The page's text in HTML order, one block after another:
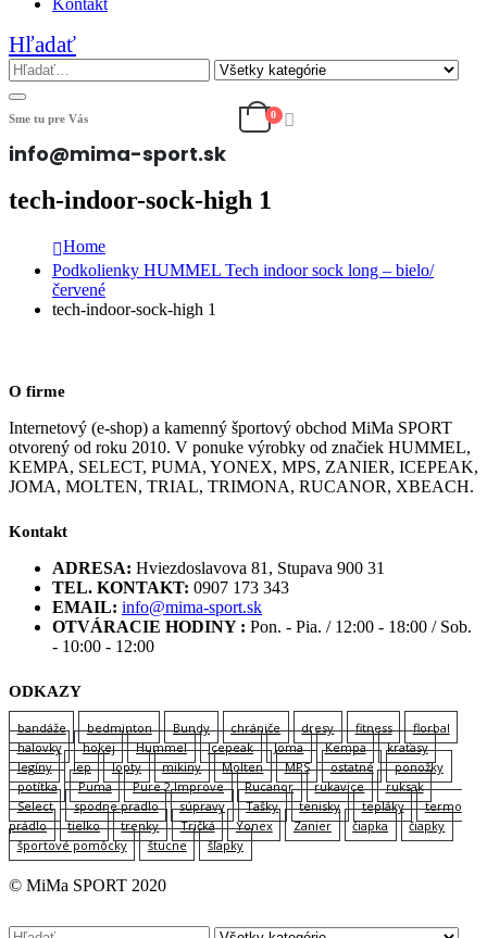
Kontakt
Hľadať
Sme tu pre Vás
info@mima-sport.sk
0
tech-indoor-sock-high 1
Home
Podkolienky HUMMEL Tech indoor sock long – bielo/
červené
tech-indoor-sock-high 1
O firme
Internetový (e-shop) a kamenný športový obchod MiMa SPORT
otvorený od roku 2010. V ponuke výrobky od značiek HUMMEL,
KEMPA, SELECT, PUMA, YONEX, MPS, ZANIER, ICEPEAK,
JOMA, MOLTEN, TRIAL, TRIMONA, RUCANOR, XBEACH.
Kontakt
ADRESA: Hviezdoslavova 81, Stupava 900 31
TEL. KONTAKT: 0907 173 343
EMAIL: info@mima-sport.sk
OTVÁRACIE HODINY : Pon. - Pia. / 12:00 - 18:00 / Sob.
- 10:00 - 12:00
ODKAZY
bandáže bedminton Bundy chrániče dresy fitness
florbal
halovky
hokej Hummel Icepeak Joma Kempa
kraťasy
legíny
lep lopty mikiny Molten MPS ostatné
ponožky
potítka
Puma Pure 2 Improve Rucanor rukavice
ruksak
Select
spodne pradlo súpravy Tašky tenisky tepláky
termo
prádlo
tielko trenky Tričká Yonex Zanier čiapka
čiapky
športové pomôcky
štucne šľapky
© MiMa SPORT 2020